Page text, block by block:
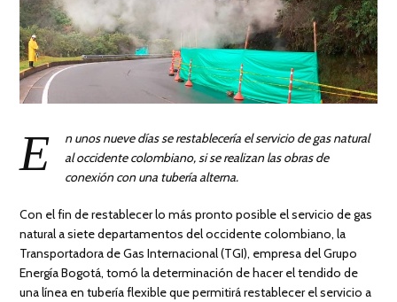
E
n unos nueve días se restablecería el servicio de gas natural
al occidente colombiano, si se realizan las obras de
conexión con una tubería alterna.
Con el fin de restablecer lo más pronto posible el servicio de gas
natural a siete departamentos del occidente colombiano, la
Transportadora de Gas Internacional (TGI), empresa del Grupo
Energía Bogotá, tomó la determinación de hacer el tendido de
una línea en tubería flexible que permitirá restablecer el servicio a